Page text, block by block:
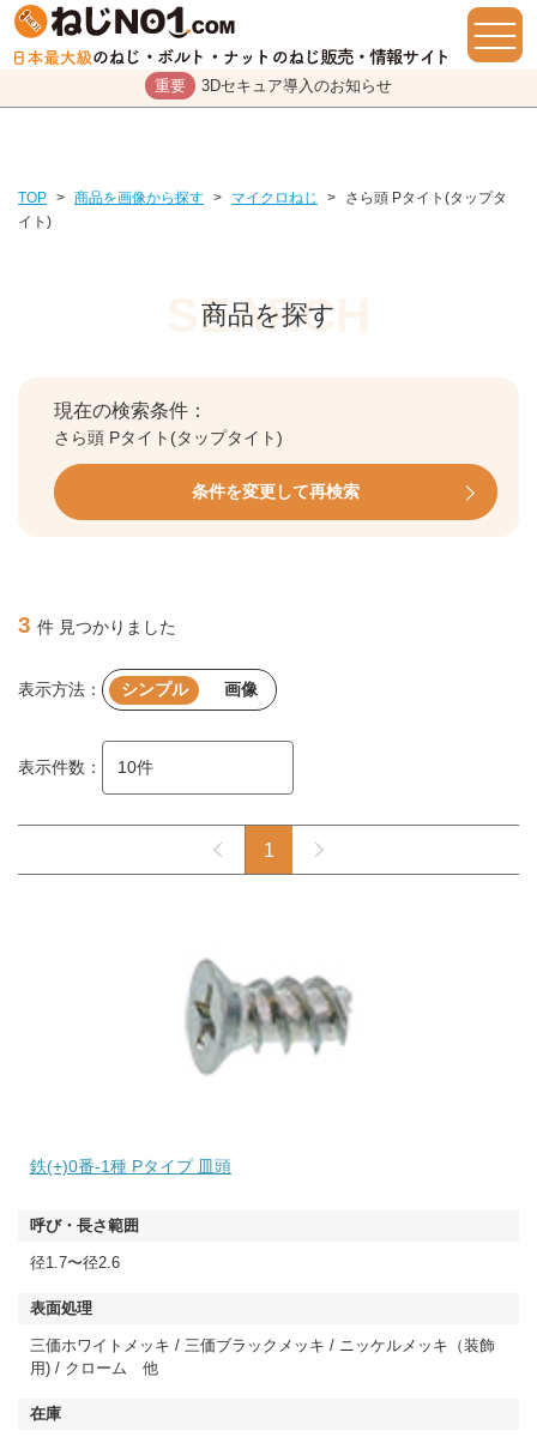
重要 3Dセキュア導入のお知らせ
TOP > 商品を画像から探す > マイクロねじ >
さら頭 Pタイト(タップタ
イト)
商品を探す
現在の検索条件：
さら頭 Pタイト(タップタイト)
条件を変更して再検索
3 件 見つかりました
表示方法： シンプル 画像
表示件数：
1
鉄(+)0番-1種 Pタイプ 皿頭
径1.7〜径2.6
三価ホワイトメッキ / 三価ブラックメッキ / ニッケルメッキ（装飾
用) / クローム 他